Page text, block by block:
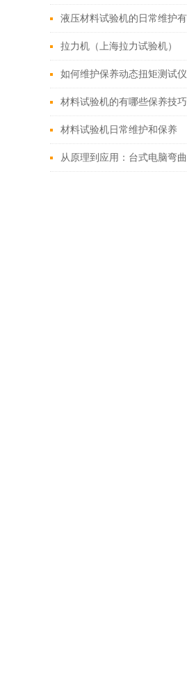
拉力机（上海拉力试验机）
如何维护保养动态扭矩测试仪
材料试验机日常维护和保养